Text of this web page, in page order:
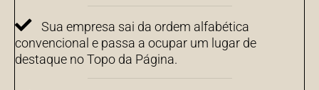
Sua empresa sai da ordem alfabética
convencional e passa a ocupar um lugar de
destaque no Topo da Página.